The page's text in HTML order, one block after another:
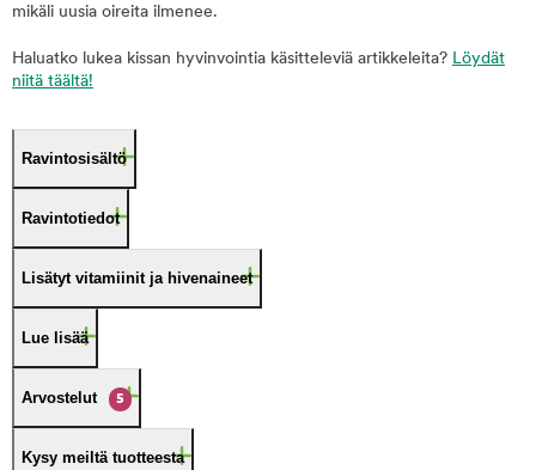
mikäli uusia oireita ilmenee.
Haluatko lukea kissan hyvinvointia käsitteleviä artikkeleita? Löydät
niitä täältä!
Ravintosisältö
Ravintotiedot
Lisätyt vitamiinit ja hivenaineet
Lue lisää
Arvostelut 5
Kysy meiltä tuotteesta